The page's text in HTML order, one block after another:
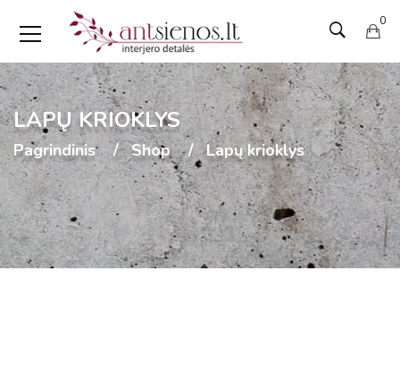
0
LAPŲ KRIOKLYS
Pagrindinis Shop Lapų krioklys